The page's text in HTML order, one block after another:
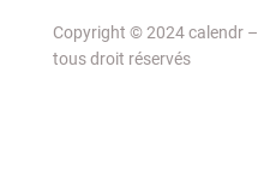
Copyright © 2024 calendr –
tous droit réservés